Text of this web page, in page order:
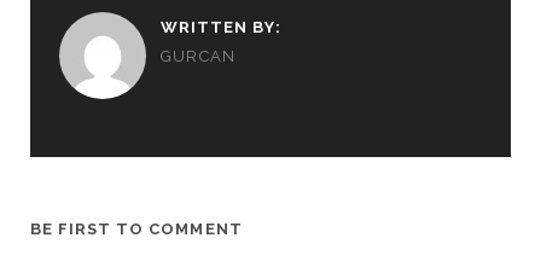
WRITTEN BY:
GURCAN
BE FIRST TO COMMENT